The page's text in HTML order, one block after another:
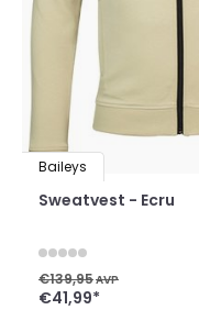
Baileys
Sweatvest - Ecru
€139,95AVP
€41,99*